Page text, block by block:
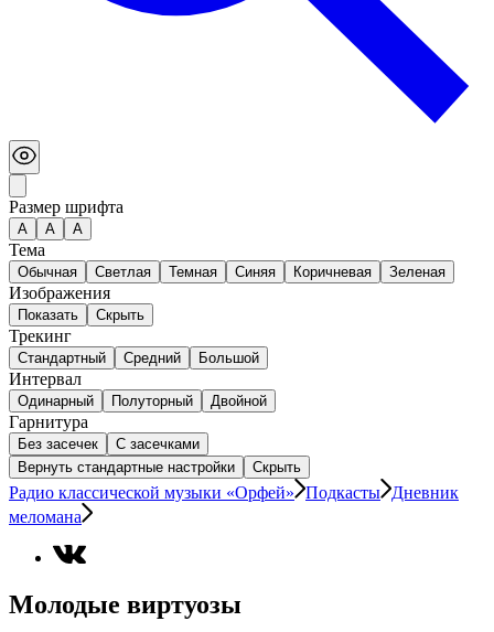
Размер шрифта
А A A
Тема
Обычная Светлая Темная Синяя Коричневая Зеленая
Изображения
Показать Скрыть
Трекинг
Стандартный Средний Большой
Интервал
Одинарный Полуторный Двойной
Гарнитура
Без засечек
С засечками
Вернуть стандартные настройки
Скрыть
Радио классической музыки «Орфей» Подкасты
Дневник
меломана
Молодые виртуозы